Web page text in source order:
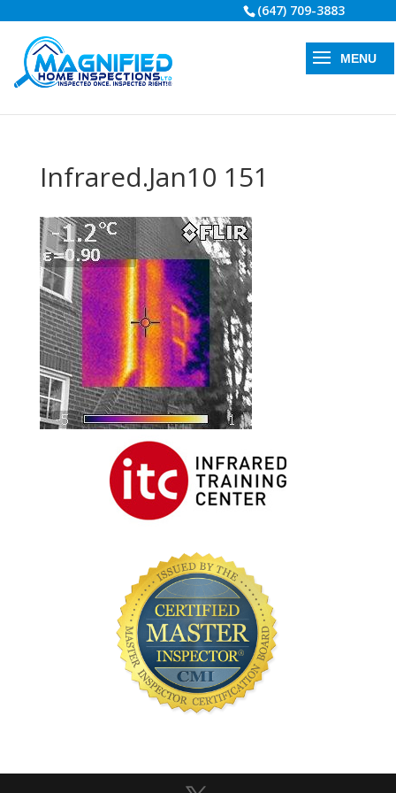
(647) 709-3883
Infrared.Jan10 151